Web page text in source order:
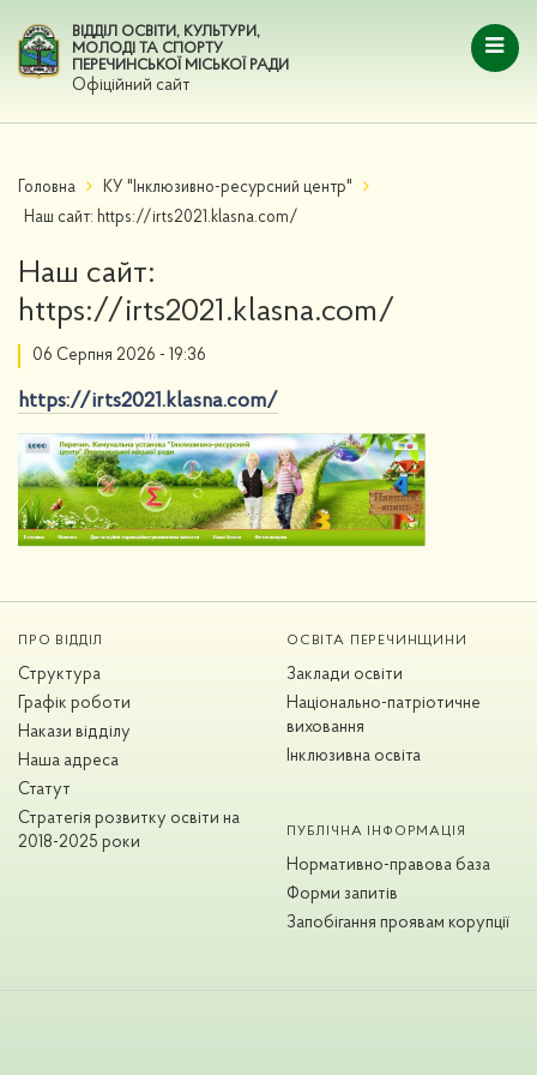
ВІДДІЛ ОСВІТИ, КУЛЬТУРИ,
МОЛОДІ ТА СПОРТУ
ПЕРЕЧИНСЬКОЇ МІСЬКОЇ РАДИ
Офіційний сайт
Головна
КУ "Інклюзивно-ресурсний центр"
Наш сайт: https://irts2021.klasna.com/
Наш сайт:
https://irts2021.klasna.com/
06 Серпня 2026 - 19:36
https://irts2021.klasna.com/
ПРО ВІДДІЛ
Структура
Графік роботи
Накази відділу
Наша адреса
Статут
Стратегія розвитку освіти на
2018-2025 роки
ОСВІТА ПЕРЕЧИНЩИНИ
Заклади освіти
Національно-патріотичне
виховання
Інклюзивна освіта
ПУБЛІЧНА ІНФОРМАЦІЯ
Нормативно-правова база
Форми запитів
Запобігання проявам корупції